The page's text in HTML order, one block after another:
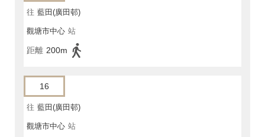
往 藍田(廣田邨)
觀塘市中心 站
距離 200m
16
往 藍田(廣田邨)
觀塘市中心 站